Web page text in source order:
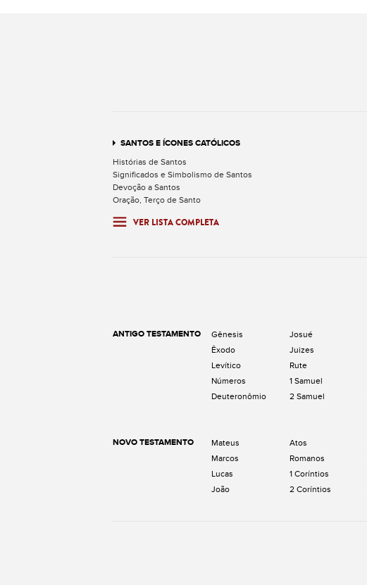
SANTOS E ÍCONES CATÓLICOS
Histórias de Santos
Significados e Simbolismo de Santos
Devoção a Santos
Oração, Terço de Santo
VER LISTA COMPLETA
ANTIGO TESTAMENTO
Gênesis
Êxodo
Levítico
Números
Deuteronômio
Josué
Juizes
Rute
1 Samuel
2 Samuel
NOVO TESTAMENTO
Mateus
Marcos
Lucas
João
Atos
Romanos
1 Coríntios
2 Coríntios